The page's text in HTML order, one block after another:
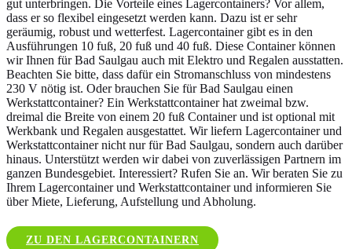
gut unterbringen. Die Vorteile eines Lagercontainers? Vor allem,
dass er so flexibel eingesetzt werden kann. Dazu ist er sehr
geräumig, robust und wetterfest. Lagercontainer gibt es in den
Ausführungen 10 fuß, 20 fuß und 40 fuß. Diese Container können
wir Ihnen für Bad Saulgau auch mit Elektro und Regalen ausstatten.
Beachten Sie bitte, dass dafür ein Stromanschluss von mindestens
230 V nötig ist. Oder brauchen Sie für Bad Saulgau einen
Werkstattcontainer? Ein Werkstattcontainer hat zweimal bzw.
dreimal die Breite von einem 20 fuß Container und ist optional mit
Werkbank und Regalen ausgestattet. Wir liefern Lagercontainer und
Werkstattcontainer nicht nur für Bad Saulgau, sondern auch darüber
hinaus. Unterstützt werden wir dabei von zuverlässigen Partnern im
ganzen Bundesgebiet. Interessiert? Rufen Sie an. Wir beraten Sie zu
Ihrem Lagercontainer und Werkstattcontainer und informieren Sie
über Miete, Lieferung, Aufstellung und Abholung.
ZU DEN LAGERCONTAINERN